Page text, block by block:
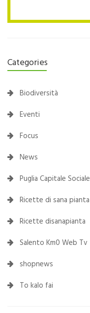
Categories
Biodiversità
Eventi
Focus
News
Puglia Capitale Sociale
Ricette di sana pianta
Ricette disanapianta
Salento Km0 Web Tv
shopnews
To kalo fai